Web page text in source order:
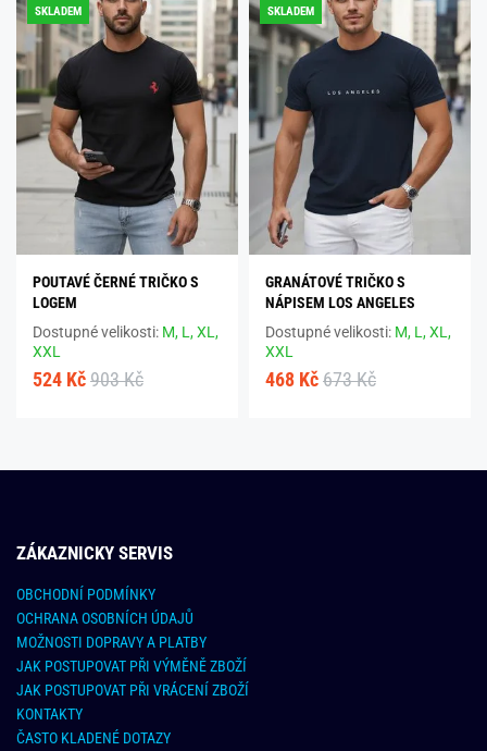
SKLADEM
POUTAVÉ ČERNÉ TRIČKO S
LOGEM
Dostupné velikosti: M, L,XL,
XXL
524 Kč 903 Kč
SKLADEM
GRANÁTOVÉ TRIČKO S
NÁPISEM LOS ANGELES
Dostupné velikosti: M, L,XL,
XXL
468 Kč 673 Kč
ZÁKAZNICKY SERVIS
OBCHODNÍ PODMÍNKY
OCHRANA OSOBNÍCH ÚDAJŮ
MOŽNOSTI DOPRAVY A PLATBY
JAK POSTUPOVAT PŘI VÝMĚNĚ ZBOŽÍ
JAK POSTUPOVAT PŘI VRÁCENÍ ZBOŽÍ
KONTAKTY
ČASTO KLADENÉ DOTAZY